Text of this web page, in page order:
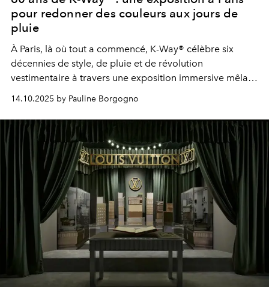
pour redonner des couleurs aux jours de
pluie
À Paris, là où tout a commencé, K-Way® célèbre six
décennies de style, de pluie et de révolution
vestimentaire à travers une exposition immersive mêlant
14.10.2025 by Pauline Borgogno